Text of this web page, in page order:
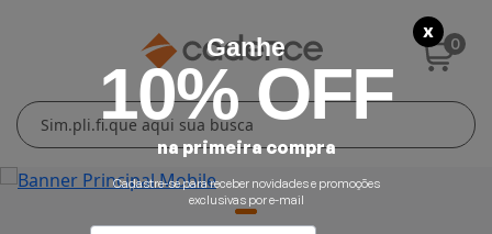
0
X
Ganhe
10% OFF
na primeira compra
Cadastre-se para receber novidades e promoções
exclusivas por e-mail
Cozinha
Liquidificadores
Lar
Conforto Térmico
Climatizadores
Cuidados Pessoais
Secadores